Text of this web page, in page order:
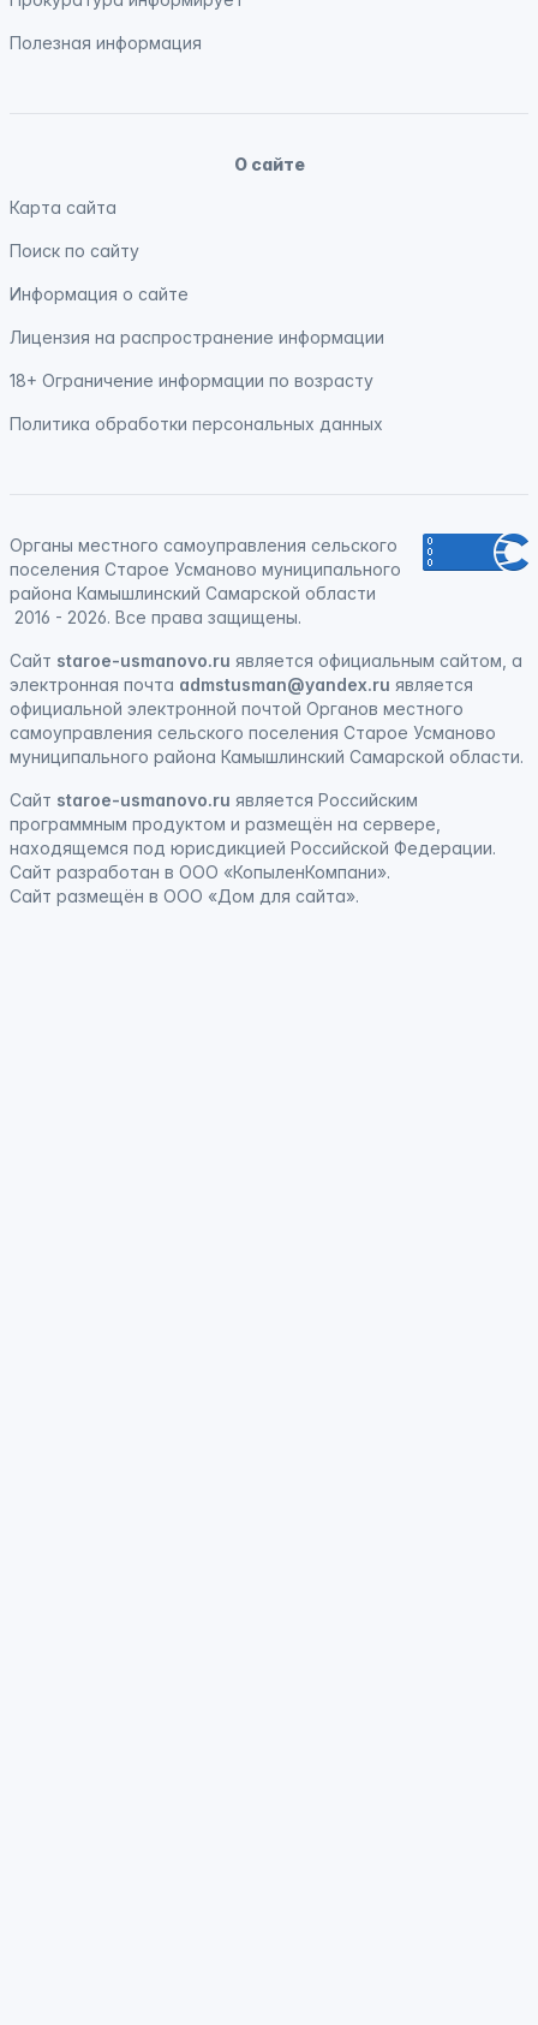
Полезная информация
О сайте
Карта сайта
Поиск по сайту
Информация о сайте
Лицензия на распространение информации
18+ Ограничение информации по возрасту
Политика обработки персональных данных
Органы местного самоуправления сельского
поселения Старое Усманово муниципального
района Камышлинский Самарской области
2016 - 2026. Все права защищены.
Сайт staroe-usmanovo.ru является официальным сайтом, а
электронная почта admstusman@yandex.ru является
официальной электронной почтой Органов местного
самоуправления сельского поселения Старое Усманово
муниципального района Камышлинский Самарской области.
Сайт staroe-usmanovo.ru является Российским
программным продуктом и размещён на сервере,
находящемся под юрисдикцией Российской Федерации.
Сайт разработан в ООО «КопыленКомпани».
Сайт размещён в ООО «Дом для сайта».